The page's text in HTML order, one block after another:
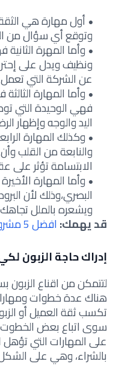
أول مهارة هي
وتوقع أي سؤال من
وأما المهرة
ونظيف ويدل على
عن الشركة التي
وأما المهارة
فهي الوحيدة التي
اليد والوجه وإظهار
وكذلك المهارة
والنابعة من القلب
الابتسامة تؤثر على
وأما المهارة
البصري،وذلك لأن
ويشعره بالملل
قد يهمك:افضل 5 مشروعات فرنشايز في السعودية
إدراك حاجة الزبون
لتتمكن من اقناع الزبون
هناك عدة خطوات
تكسب ثقة العميل أو
سوى اتباع بعض الخطوت
على المهارات التي تؤهل
بالشراء، وهي على الشكل